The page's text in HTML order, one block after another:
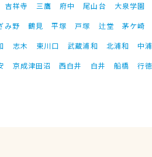
吉祥寺 三鷹 府中 尾山台 大泉学園
み野 鶴見 平塚 戸塚 辻堂 茅ケ崎
志木 東川口 武蔵浦和 北浦和 中
京成津田沼 西白井 白井 船橋 行徳